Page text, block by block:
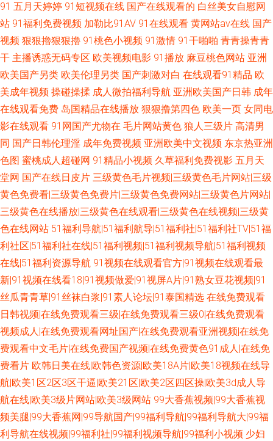
91 五月天婷婷 91短视频在线 国产在线观看的 白丝美女自慰网
站 91福利免费视频 加勒比91AV 91在线观看 黄网站av在线 国产
视频 狠狠擼狠狠擼 91桃色小视频 91激情 91干啪啪 青青操青青
干 主播诱惑无码专区 欧美视频电影 91播放 麻豆桃色网站 亚洲
欧美国产另类 欧美伦理另类 国产刺激对白 在线观看91精品 欧
美成年视频 操碰操揉 成人微拍福利导航 亚洲欧美国产日韩 成年
在线观看免费 岛国精品在线播放 狠狠撸第四色 欧美一页 女同电
影在线观看 91网国产尤物在 毛片网站黄色 狼人三级片 高清男
同 国产日韩伦理淫 成年免费视频 亚洲欧美中文视频 东京热亚洲
色图 蜜桃成人超碰网 91精品小视频 久草福利免费视影 五月天
堂网 国产在线日皮片 三级黄色毛片视频|三级黄色毛片网站|三级
黄色免费看|三级黄色免费片|三级黄色免费网站|三级黄色片网站|
三级黄色在线播放|三级黄色在线观看|三级黄色在线视频|三级黄
色在线网站 51福利导航|51福利航导|51福利社|51福利社TV|51福
利社区|51福利社在线|51福利视频|51福利视频导航|51福利视频
在线|51福利资源导航 91视频在线观看官方|91视频在线观看最
新|91视频在线看18|91视频做爱|91视屏A片|91熟女豆花视频|91
丝瓜青青草|91丝袜白浆|91素人论坛|91泰国精选 在线免费观看
日韩视频|在线免费观看三级|在线免费观看三级0|在线免费观看
视频成人|在线免费观看网址国产|在线免费观看亚洲视频|在线免
费观看中文毛片|在线免费国产视频|在线免费黄色91成人|在线免
费看片 欧韩日美在线|欧韩色资源|欧美18A片|欧美18视频在线导
航|欧美1区2区3区干逼|欧美21区|欧美2区四区操|欧美3d成人导
航在线|欧美3级片网站|欧美3级网站 99大香蕉视频|99大香蕉视
频美腿|99大香蕉网|99导航国产|99福利导航|99福利导航大|99福
利导航在线视频|99福利社|99福利视频导航|99福利小视频 少妇